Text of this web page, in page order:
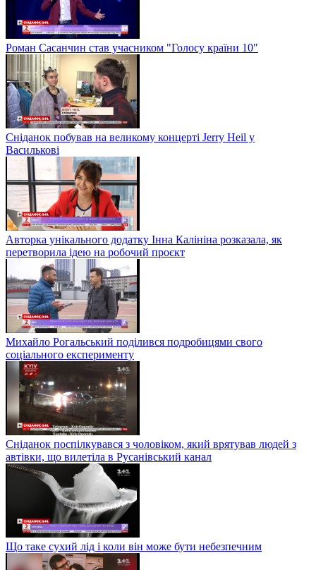
Роман Сасанчин став учасником "Голосу країни 10"
Сніданок побував на великому концерті Jerry Heil у
Василькові
Авторка унікального додатку Інна Калініна розказала, як
перетворила ідею на робочий проєкт
Михайло Рогальський поділився подробицями свого
соціального експерименту
Сніданок поспілкувався з чоловіком, який врятував людей з
автівки, що вилетіла в Русанівський канал
Що таке сухий лід і коли він може бути небезпечним